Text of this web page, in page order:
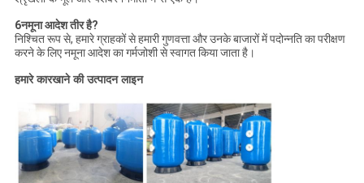
6नमूना आदेश तीर है?
निश्चित रूप से, हमारे ग्राहकों से हमारी गुणवत्ता और उनके बाजारों में पदोन्नति का परीक्षण
करने के लिए नमूना आदेश का गर्मजोशी से स्वागत किया जाता है।
हमारे कारखाने की उत्पादन लाइन